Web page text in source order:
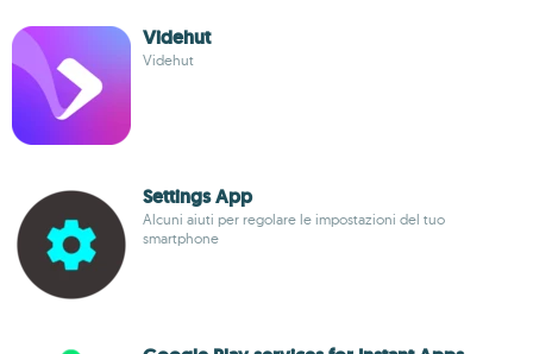
Videhut
Videhut
Settings App
Alcuni aiuti per regolare le impostazioni del tuo
smartphone